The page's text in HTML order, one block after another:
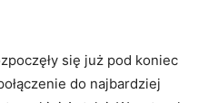
się już pod koniec
do najbardziej